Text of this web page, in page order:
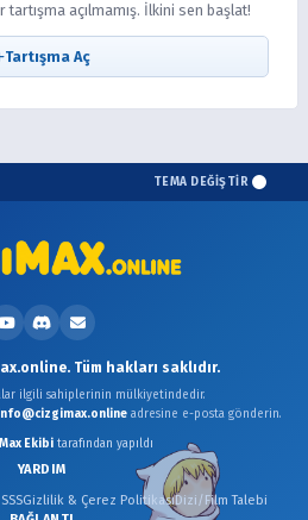
tartışma açılmamış. İlkini sen başlat!
Tartışma Aç
TEMA DEĞİŞTİR
YARDIM
Gizlilik & Çerez PolitikasıDizi/Film Talebi
Tüm hakları saklıdır.
ilgili sahiplerinin mülkiyetindedir.
adresine e-posta gönderin.
Ekibitarafından yapıldı